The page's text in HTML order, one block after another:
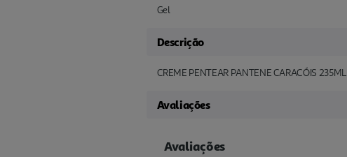
Gel
Descrição
CREME PENTEAR PANTENE CARACÓIS 235ML
Avaliações